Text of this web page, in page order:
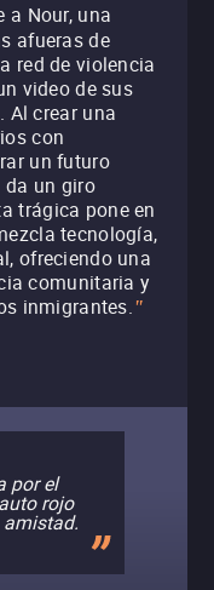
a Nour, una
afueras de
red de violencia
video de sus
Al crear una
con
un futuro
da un giro
trágica pone en
tecnología,
ofreciendo una
comunitaria y
inmigrantes."
por el
rojo